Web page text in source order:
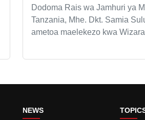
Dodoma Rais wa Jamhuri ya
Tanzania, Mhe. Dkt. Samia
ametoa maelekezo kwa
NEWS